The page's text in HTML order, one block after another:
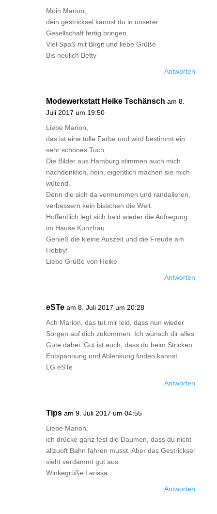
Moin Marion,
dein gestricksel kannst du in unserer
Gesellschaft fertig bringen.
Viel Spaß mit Birgit und liebe Grüße.
Bis neulich Betty
Antworten
Modewerkstatt Heike Tschänsch am 8.
Juli 2017 um 19:50
Liebe Marion,
das ist eine tolle Farbe und wird bestimmt ein
sehr schönes Tuch.
Die Bilder aus Hamburg stimmen auch mich
nachdenklich, nein, eigentlich machen sie mich
wütend.
Denn die sich da vermummen und randalieren,
verbessern kein bisschen die Welt.
Hoffentlich legt sich bald wieder die Aufregung
im Hause Kunzfrau.
Genieß die kleine Auszeit und die Freude am
Hobby!
Liebe Grüße von Heike
Antworten
eSTe am 8. Juli 2017 um 20:28
Ach Marion, das tut mir leid, dass nun wieder
Sorgen auf dich zukommen. Ich wünsch dir alles
Gute dabei. Gut ist auch, dass du beim Stricken
Entspannung und Ablenkung finden kannst.
LG eSTe
Antworten
Tips am 9. Juli 2017 um 04:55
Liebe Marion,
ich drücke ganz fest die Daumen, dass du nicht
allzuoft Bahn fahren musst. Aber das Gestricksel
sieht verdammt gut aus.
Winkegrüße Larissa
Antworten